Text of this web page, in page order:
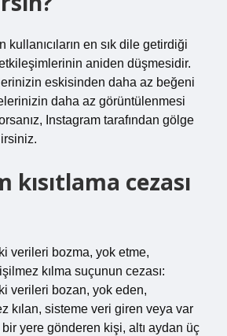
kullanıcıların en sık dile getirdiği
aniden düşmesidir.
eskisinden daha az beğeni
daha az görüntülenmesi
Instagram tarafından gölge
cezası
verileri bozma, yok etme,
kılma suçunun cezası:
verileri bozan, yok eden,
kılan, sisteme veri giren veya var
yere gönderen kişi, altı aydan üç